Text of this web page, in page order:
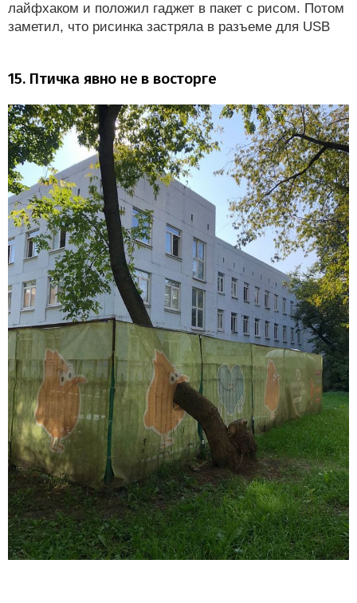
лайфхаком и положил гаджет в пакет с рисом. Потом
заметил, что рисинка застряла в разъеме для USB
15. Птичка явно не в восторге